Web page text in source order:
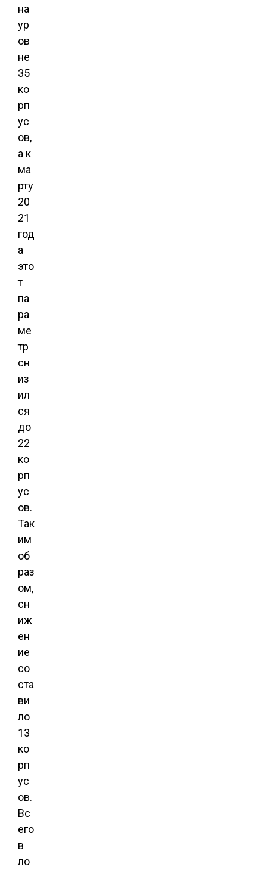
на
ур
ов
не
35
ко
рп
ус
ов,
а к
ма
рту
20
21
год
а
это
т
па
ра
ме
тр
сн
из
ил
ся
до
22
ко
рп
ус
ов.
Так
им
об
раз
ом,
сн
иж
ен
ие
со
ста
ви
ло
13
ко
рп
ус
ов.
Вс
его
в
ло